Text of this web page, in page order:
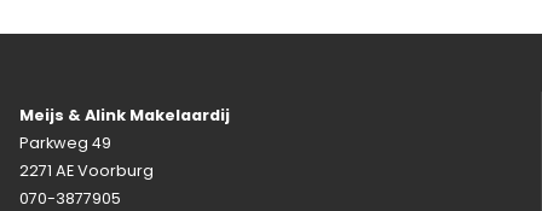
Meijs & Alink Makelaardij
Parkweg 49
2271 AE Voorburg
070-3877905